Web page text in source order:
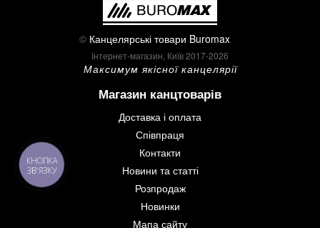
© Канцелярські товари Buromax
Інтернет-магазин, Київ 2017-2026
Максимум якісної канцелярії
Магазин канцтоварів
Доставка і оплата
Співпраця
Контакти
Новини та статті
Розпродаж
Новинки
Мапа сайту
КНОПКА
ЗВ'ЯЗКУ